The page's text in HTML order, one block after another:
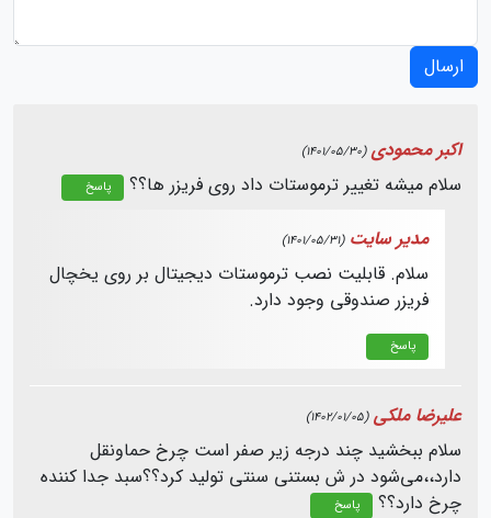
ارسال
اکبر محمودی(1401/05/30)
سلام میشه تغییر ترموستات داد روی فریزر ها؟؟ پاسخ
مدیر سایت (1401/05/31)
سلام. قابلیت نصب ترموستات دیجیتال بر روی یخچال
فریزر صندوقی وجود دارد.
پاسخ
علیرضا ملکی (1402/01/05)
سلام ببخشید چند درجه زیر صفر است چرخ حماونقل
دارد،،می‌شود در ش بستنی سنتی تولید کرد؟؟سبد جدا کننده
‌چرخ دارد؟؟
پاسخ